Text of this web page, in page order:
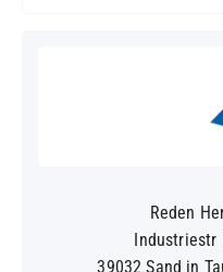
Reden
Industriestr
39032 Sand in